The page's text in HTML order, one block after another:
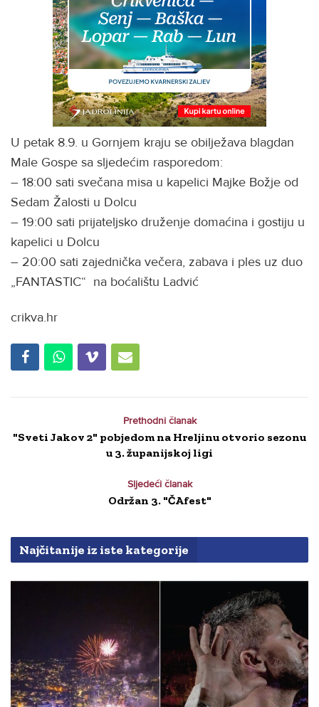
U petak 8.9. u Gornjem kraju se obilježava blagdan
Male Gospe sa sljedećim rasporedom:
– 18:00 sati svečana misa u kapelici Majke Božje od
Sedam Žalosti u Dolcu
– 19:00 sati prijateljsko druženje domaćina i gostiju u
kapelici u Dolcu
– 20:00 sati zajednička večera, zabava i ples uz duo
„FANTASTIC“ na boćalištu Ladvić
crikva.hr
Prethodni članak
"Sveti Jakov 2" pobjedom na Hreljinu otvorio sezonu
u 3. županijskoj ligi
Sljedeći članak
Održan 3. "ČAfest"
Najčitanije iz iste kategorije